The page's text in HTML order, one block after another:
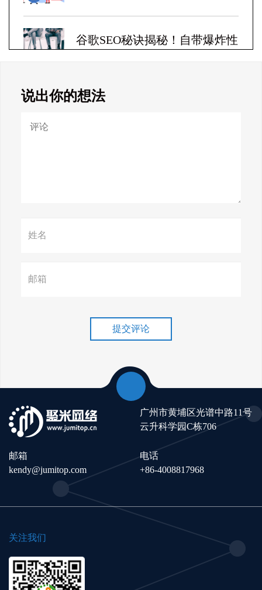
谷歌SEO秘诀揭秘！自带爆炸性
Google SEO终极秘籍，一夜跻
巧介绍！
说出你的想法
提交评论
广州市黄埔区光谱中路11号
云升科学园C栋706
邮箱
kendy@jumitop.com
电话
+86-4008817968
关注我们